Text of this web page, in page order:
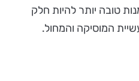
טובה יותר להיות חלק
המוסיקה והמחול.